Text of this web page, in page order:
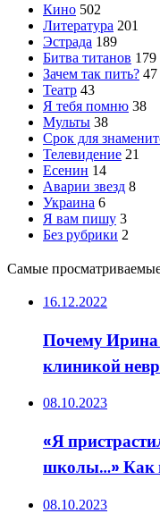
Кино 502
Литература 201
Эстрада 189
Битва титанов 179
Зачем так пить? 47
Театр 43
Я тебя помню 38
Мульты 38
Срок для
Телевидение 21
Есенин 14
Аварии звезд 8
Украина 6
Я вам пишу 3
Без рубрики 2
Самые
16.12.2022
Почему Ирина
клиникой
08.10.2023
«Я
школы…» Как
08.10.2023